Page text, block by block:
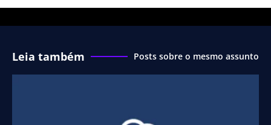
Leia também Posts sobre o mesmo assunto